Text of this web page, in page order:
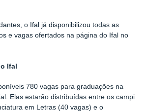
o Ifal já disponibilizou todas as
e vagas ofertados na página do Ifal no
Ifal
780 vagas para graduações na
Elas estarão distribuídas entre os campi
em Letras (40 vagas) e o